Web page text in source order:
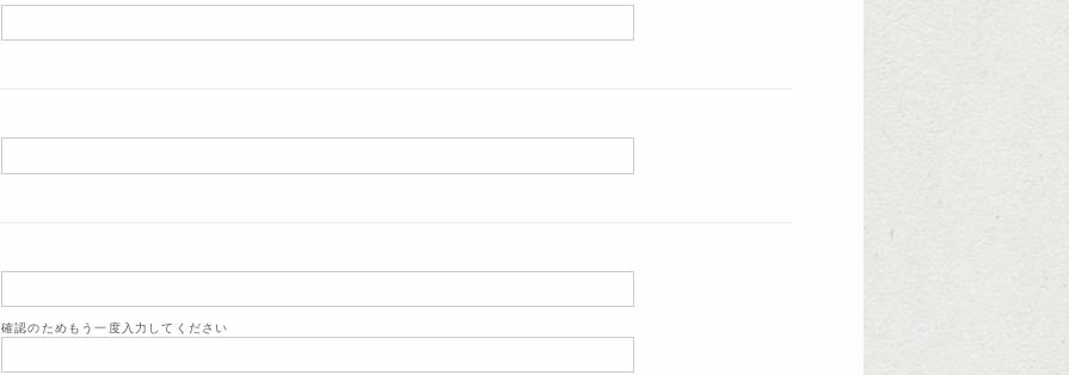
確認のためもう一度入力してください